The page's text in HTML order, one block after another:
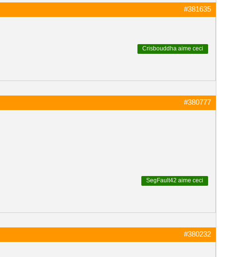
#381635
Crisbouddha aime ceci
#380777
SegFault42 aime ceci
#380232